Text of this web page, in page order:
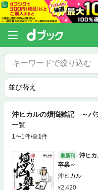
沖ヒカルの煩悩雑記 ～パ
一覧
1〜1件/全1件
最新刊
沖ヒ
卒業～
沖ヒカル
2,420